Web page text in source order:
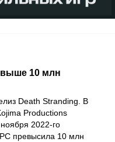
10 млн
Death Stranding . В
Productions
2022-го
превысила 10 млн